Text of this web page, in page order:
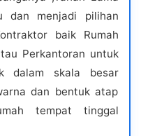
dan menjadi pilihan
baik Rumah
Perkantoran untuk
dalam skala besar
dan bentuk atap
tempat tinggal